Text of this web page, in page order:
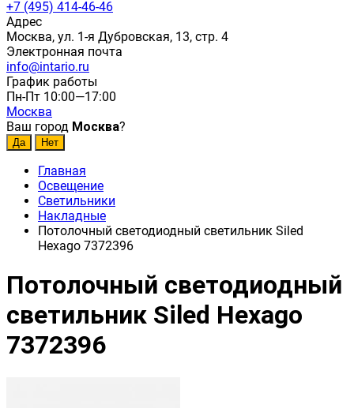
+7 (495) 414-46-46
Адрес
Москва, ул. 1-я Дубровская, 13, стр. 4
Электронная почта
info@intario.ru
График работы
Пн-Пт 10:00—17:00
Москва
Ваш город Москва?
Главная
Освещение
Светильники
Накладные
Потолочный светодиодный светильник Siled
Hexago 7372396
Потолочный светодиодный
светильник Siled Hexago
7372396